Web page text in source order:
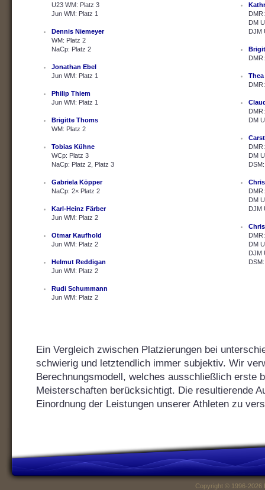
U23 WM: Platz 3
Jun WM: Platz 1
Dennis Niemeyer
WM: Platz 2
NaCp: Platz 2
Jonathan Ebel
Jun WM: Platz 1
Philip Thiem
Jun WM: Platz 1
Brigitte Thoms
WM: Platz 2
Tobias Kühne
WCp: Platz 3
NaCp: Platz 2, Platz 3
Gabriela Köpper
NaCp: 2× Platz 2
Karl-Heinz Färber
Jun WM: Platz 2
Otmar Kaufhold
Jun WM: Platz 2
Helmut Reddigan
Jun WM: Platz 2
Rudi Schummann
Jun WM: Platz 2
DM
DJM
DM
DM
DM
DJM
DM
DJM
Ein Vergleich zwischen Platzierungen bei
schwierig und letztendlich immer subjektiv. Wir
Berechnungsmodell, welches ausschließlich erste
Meisterschaften berücksichtigt. Die resultierende
Einordnung der Leistungen unserer Athleten zu
Copyright © 1996-2026